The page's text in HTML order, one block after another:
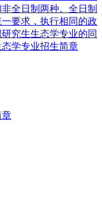
全日制两种。全日制
要求，执行相同的政
究生生态学专业的同
学专业招生简章
章